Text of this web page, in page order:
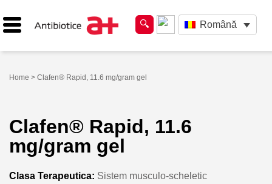
Română
Home > Clafen® Rapid, 11.6 mg/gram gel
Clafen® Rapid, 11.6
mg/gram gel
Clasa Terapeutica: Sistem musculo-scheletic